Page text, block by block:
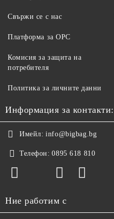
Свържи се с нас
Платформа за ОРС
Комисия за защита на
потребителя
Политика за личните данни
Информация за контакти:
Имейл: info@bigbag.bg
Телефон: 0895 618 810
Ние работим с